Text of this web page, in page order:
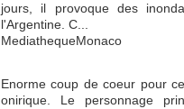
jours, il provoque des
l'Argentine. C...
MediathequeMonaco
Enorme coup de coeur pour
onirique. Le personnage